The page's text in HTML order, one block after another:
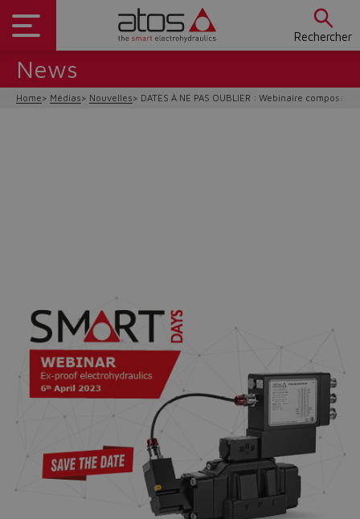
Rechercher
News
Home Médias Nouvelles DATES À NE PAS OUBLIER : Webinaire